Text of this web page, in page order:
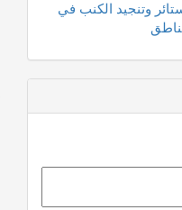
وتنجيد الكنب في